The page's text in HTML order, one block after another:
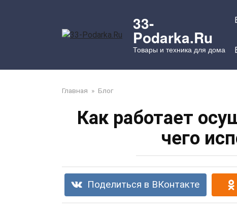
33-
Podarka.Ru
Товары и техника для дома
Главная » Блог
Как работает
чего
Поделиться в ВКонтакте